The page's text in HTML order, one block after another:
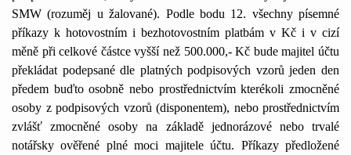
SMW (rozuměj u žalované). Podle bodu 1 2. všechny písemné
příkazy k hotovostním i bezhotovostním platbám v Kč i v cizí
měně při celkové částce vyšší než 500.000,- Kč bude majitel účtu
překládat podepsané dle platných podpisových vzorů jeden den
předem buďto osobně nebo prostřednictvím kterékoli zmocněné
osoby z podpisových vzorů (disponentem), nebo prostřednictvím
zvlášť zmocněné osoby na základě jednorázové nebo trvalé
notářsky ověřené plné moci majitele účtu. Příkazy předložené